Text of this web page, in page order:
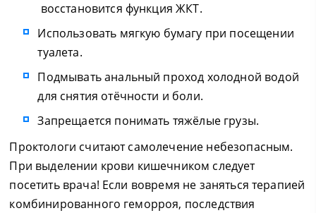
восстановится функция ЖКТ.
Использовать мягкую бумагу при посещении
туалета.
Подмывать анальный проход холодной водой
для снятия отёчности и боли.
Запрещается понимать тяжёлые грузы.
Проктологи считают самолечение небезопасным.
При выделении крови кишечником следует
посетить врача! Если вовремя не заняться терапией
комбинированного геморроя, последствия